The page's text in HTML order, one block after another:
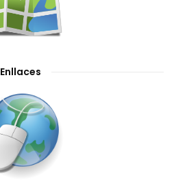
Enllaces